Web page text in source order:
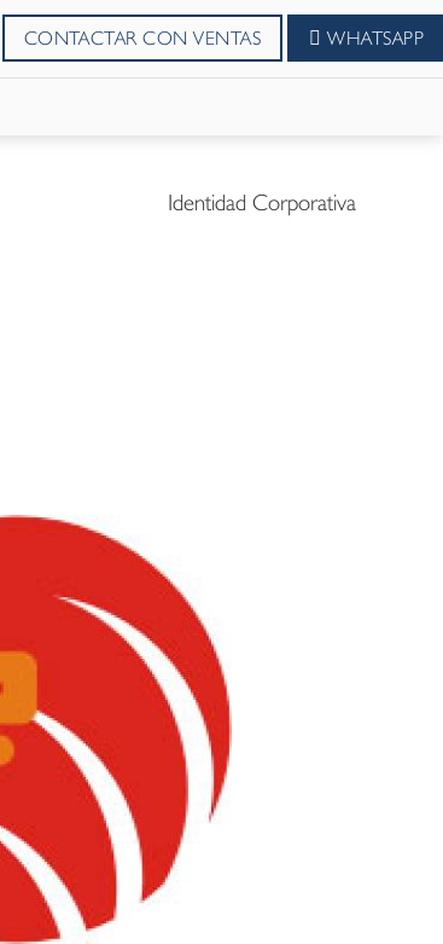
CONTACTAR CON VENTAS WHATSAPP
Identidad Corporativa